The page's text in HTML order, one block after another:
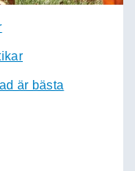
är bästa